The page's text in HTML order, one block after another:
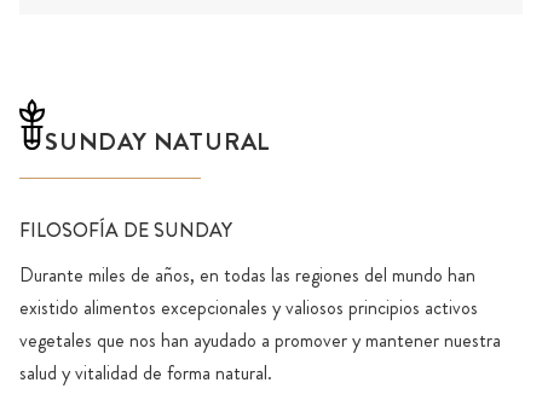
SUNDAY NATURAL
FILOSOFÍA DE SUNDAY
Durante miles de años, en todas las regiones del mundo han
existido alimentos excepcionales y valiosos principios activos
vegetales que nos han ayudado a promover y mantener nuestra
salud y vitalidad de forma natural.